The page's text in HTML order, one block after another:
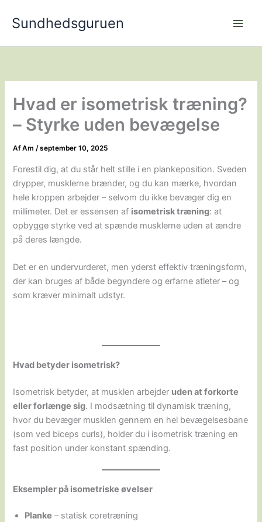
Sundhedsguruen
Hvad er isometrisk træning?
– Styrke uden bevægelse
AfAm/september 10, 2025
Forestil dig, at du står helt stille i en plankeposition. Sveden
drypper, musklerne brænder, og du kan mærke, hvordan
hele kroppen arbejder – selvom du ikke bevæger dig en
millimeter. Det er essensen af isometrisk træning: at
opbygge styrke ved at spænde musklerne uden at ændre
på deres længde.
Det er en undervurderet, men yderst effektiv træningsform,
der kan bruges af både begyndere og erfarne atleter – og
som kræver minimalt udstyr.
Hvad betyder isometrisk?
Isometrisk betyder, at musklen arbejder uden at forkorte
eller forlænge sig. I modsætning til dynamisk træning,
hvor du bevæger musklen gennem en hel bevægelsesbane
(som ved biceps curls), holder du i isometrisk træning en
fast position under konstant spænding.
Eksempler på isometriske øvelser
Planke – statisk coretræning